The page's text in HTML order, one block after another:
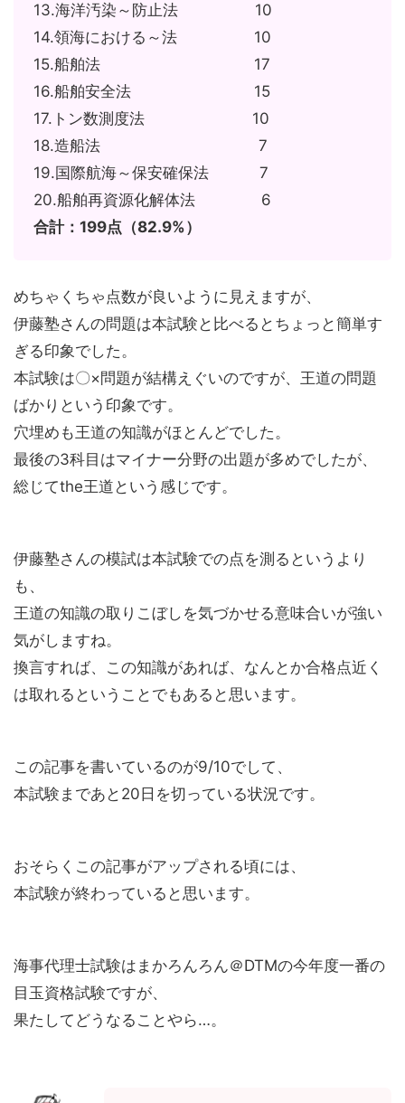
13.海洋汚染～防止法 10
14.領海における～法 10
15.船舶法 17
16.船舶安全法 15
17.トン数測度法 10
18.造船法 7
19.国際航海～保安確保法 7
20.船舶再資源化解体法 6
合計：199点（82.9%）
めちゃくちゃ点数が良いように見えますが、
伊藤塾さんの問題は本試験と比べるとちょっと簡単す
ぎる印象でした。
本試験は〇×問題が結構えぐいのですが、王道の問題
ばかりという印象です。
穴埋めも王道の知識がほとんどでした。
最後の3科目はマイナー分野の出題が多めでしたが、
総じてthe王道という感じです。
伊藤塾さんの模試は本試験での点を測るというより
も、
王道の知識の取りこぼしを気づかせる意味合いが強い
気がしますね。
換言すれば、この知識があれば、なんとか合格点近く
は取れるということでもあると思います。
この記事を書いているのが9/10でして、
本試験まであと20日を切っている状況です。
おそらくこの記事がアップされる頃には、
本試験が終わっていると思います。
海事代理士試験はまかろんろん＠DTMの今年度一番の
目玉資格試験ですが、
果たしてどうなることやら…。